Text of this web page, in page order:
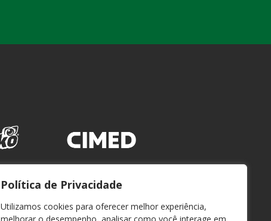
Política de Privacidade
Utilizamos cookies para oferecer melhor experiência,